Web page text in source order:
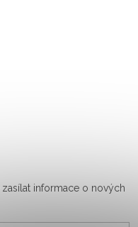
informace o nových